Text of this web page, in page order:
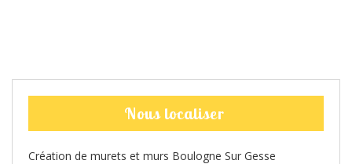
Nous localiser
Création de murets et murs Boulogne Sur Gesse